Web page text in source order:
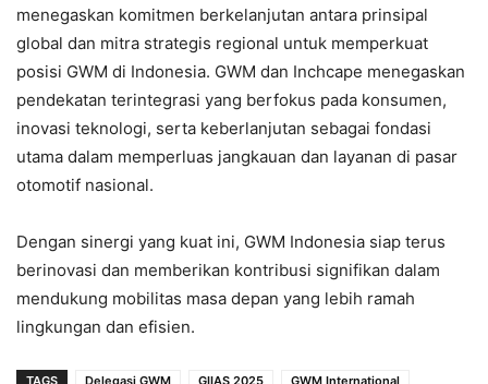
menegaskan komitmen berkelanjutan antara prinsipal
global dan mitra strategis regional untuk memperkuat
posisi GWM di Indonesia. GWM dan Inchcape menegaskan
pendekatan terintegrasi yang berfokus pada konsumen,
inovasi teknologi, serta keberlanjutan sebagai fondasi
utama dalam memperluas jangkauan dan layanan di pasar
otomotif nasional.
Dengan sinergi yang kuat ini, GWM Indonesia siap terus
berinovasi dan memberikan kontribusi signifikan dalam
mendukung mobilitas masa depan yang lebih ramah
lingkungan dan efisien.
TAGS Delegasi GWM GIIAS 2025
GWM International